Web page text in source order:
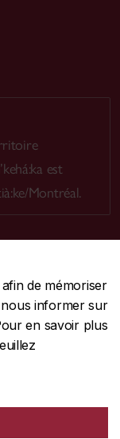
de mémoriser
informer sur
en savoir plus
est
Montréal.